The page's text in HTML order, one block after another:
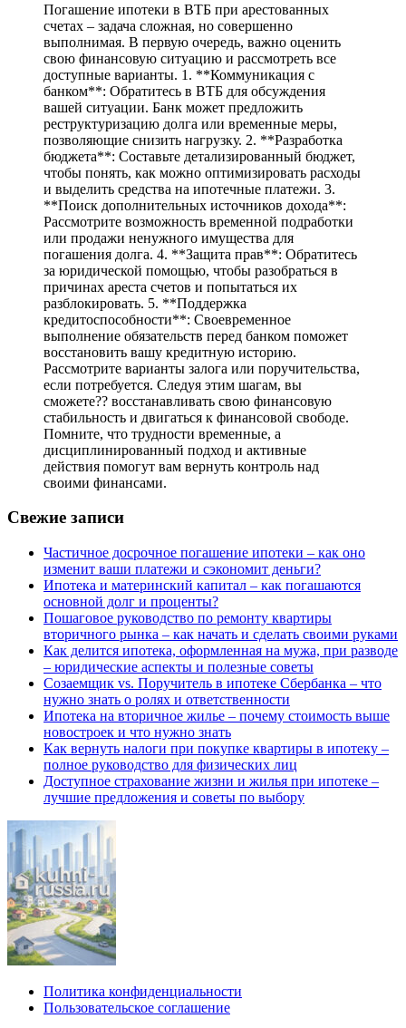
Погашение ипотеки в ВТБ при арестованных
счетах – задача сложная, но совершенно
выполнимая. В первую очередь, важно оценить
свою финансовую ситуацию и рассмотреть все
доступные варианты. 1. **Коммуникация с
банком**: Обратитесь в ВТБ для обсуждения
вашей ситуации. Банк может предложить
реструктуризацию долга или временные меры,
позволяющие снизить нагрузку. 2. **Разработка
бюджета**: Составьте детализированный бюджет,
чтобы понять, как можно оптимизировать расходы
и выделить средства на ипотечные платежи. 3.
**Поиск дополнительных источников дохода**:
Рассмотрите возможность временной подработки
или продажи ненужного имущества для
погашения долга. 4. **Защита прав**: Обратитесь
за юридической помощью, чтобы разобраться в
причинах ареста счетов и попытаться их
разблокировать. 5. **Поддержка
кредитоспособности**: Своевременное
выполнение обязательств перед банком поможет
восстановить вашу кредитную историю.
Рассмотрите варианты залога или поручительства,
если потребуется. Следуя этим шагам, вы
сможете?? восстанавливать свою финансовую
стабильность и двигаться к финансовой свободе.
Помните, что трудности временные, а
дисциплинированный подход и активные
действия помогут вам вернуть контроль над
своими финансами.
Свежие записи
Частичное досрочное погашение ипотеки – как оно
изменит ваши платежи и сэкономит деньги?
Ипотека и материнский капитал – как погашаются
основной долг и проценты?
Пошаговое руководство по ремонту квартиры
вторичного рынка – как начать и сделать своими руками
Как делится ипотека, оформленная на мужа, при разводе
– юридические аспекты и полезные советы
Созаемщик vs. Поручитель в ипотеке Сбербанка – что
нужно знать о ролях и ответственности
Ипотека на вторичное жилье – почему стоимость выше
новостроек и что нужно знать
Как вернуть налоги при покупке квартиры в ипотеку –
полное руководство для физических лиц
Доступное страхование жизни и жилья при ипотеке –
лучшие предложения и советы по выбору
Политика конфиденциальности
Пользовательское соглашение